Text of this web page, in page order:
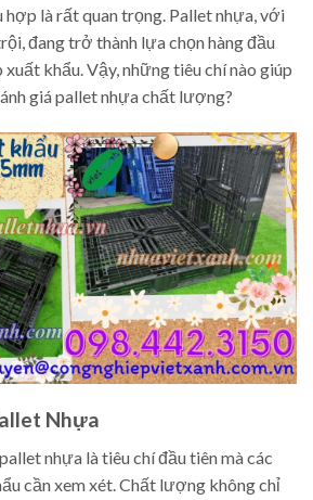
hợp là rất quan trọng. Pallet nhựa, với
đang trở thành lựa chọn hàng đầu
xuất khẩu. Vậy, những tiêu chí nào giúp
giá pallet nhựa chất lượng?
Nhựa
nhựa là tiêu chí đầu tiên mà các
cần xem xét. Chất lượng không chỉ